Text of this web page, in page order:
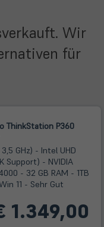
Wir
für
ThinkStation P360
GHz) - Intel UHD
Support) - NVIDIA
- 32 GB RAM - 1TB
11 - Sehr Gut
1.349,00